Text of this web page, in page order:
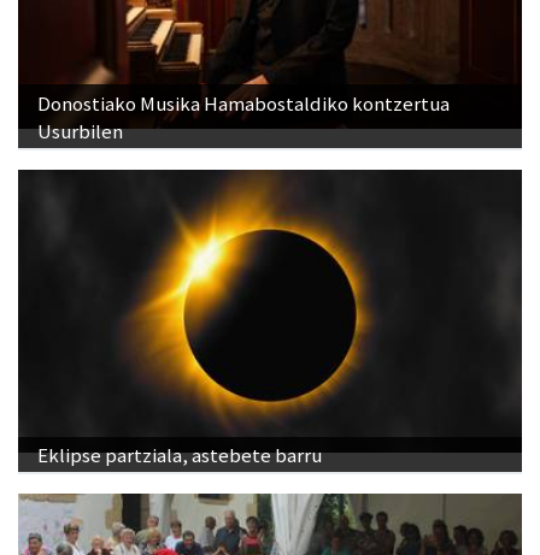
Donostiako Musika Hamabostaldiko kontzertua
Usurbilen
Eklipse partziala, astebete barru